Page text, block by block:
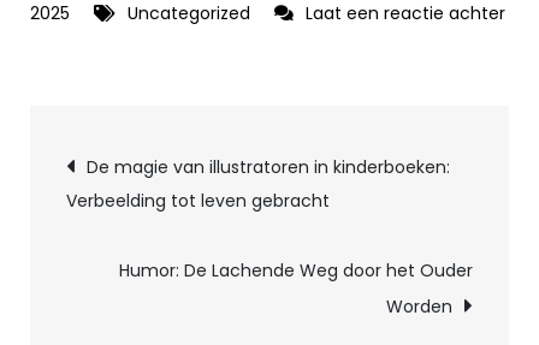
2025
Uncategorized
Laat een reactie achter
Allerleukste
Berichtnavigatie
De magie van illustratoren in kinderboeken:
Verbeelding tot leven gebracht
Humor: De Lachende Weg door het Ouder
Worden